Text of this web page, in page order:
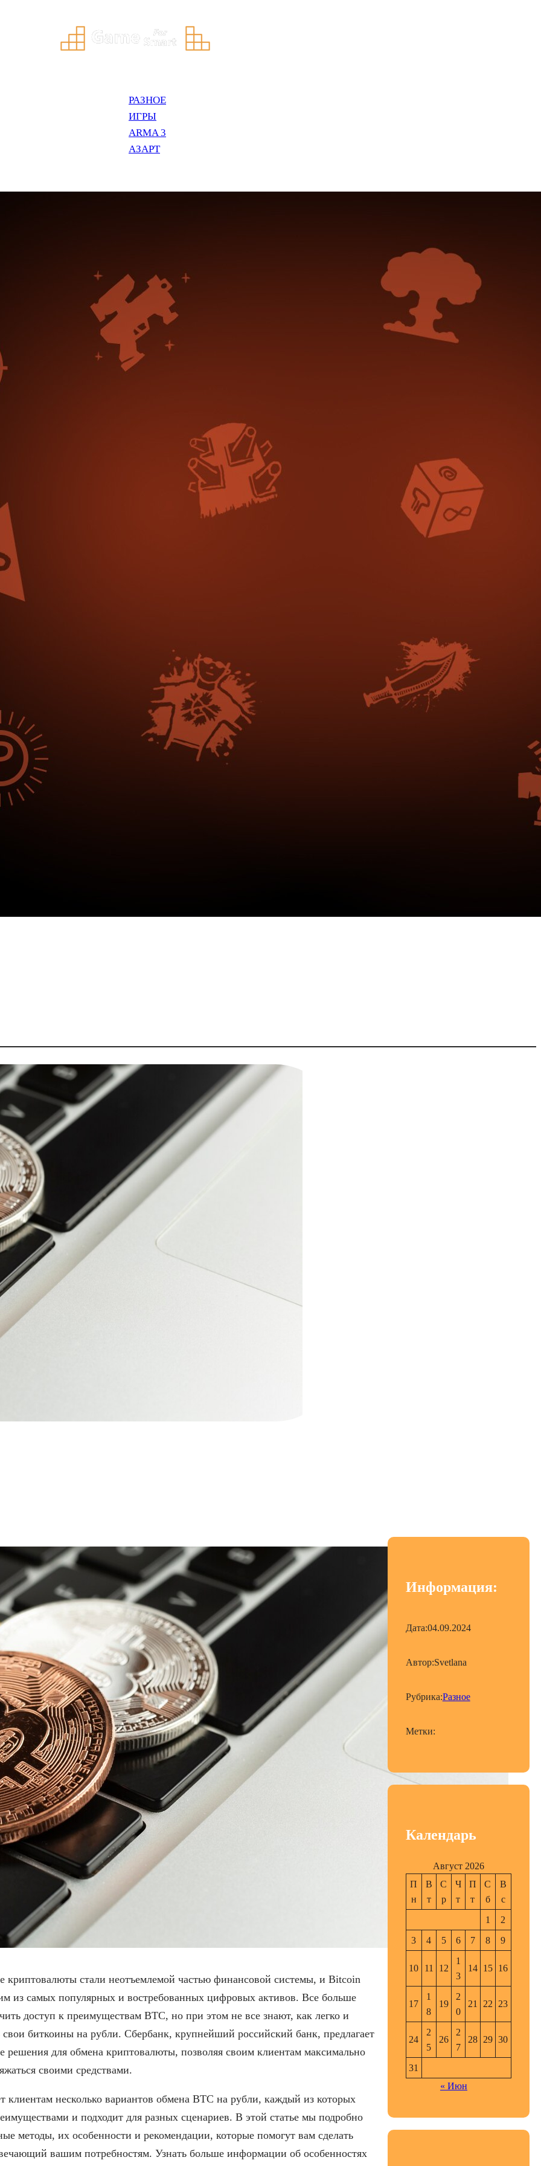
РАЗНОЕ
ИГРЫ
ARMA 3
АЗАРТ
криптовалюты стали неотъемлемой частью финансовой системы, и Bitcoin
из самых популярных и востребованных цифровых активов. Все больше
доступ к преимуществам BTC, но при этом не все знают, как легко и
свои биткоины на рубли. Сбербанк, крупнейший российский банк, предлагает
решения для обмена криптовалюты, позволяя своим клиентам максимально
своими средствами.
клиентам несколько вариантов обмена BTC на рубли, каждый из которых
и подходит для разных сценариев. В этой статье мы подробно
методы, их особенности и рекомендации, которые помогут вам сделать
вашим потребностям. Узнать больше информации об особенностях
Информация:
Дата:04.09.2024
Автор:Svetlana
Рубрика:Разное
Метки:
Календарь
Август 2026
П
н
В
т
С
р
Ч
т
П
т
С
б
В
с
1
2
3
4 5 6 7 8 9
10 11 12
1
3
14 15 16
17
1
8
19
2
0
21 22 23
24
2
5
26
2
7
28 29 30
31
« Июн